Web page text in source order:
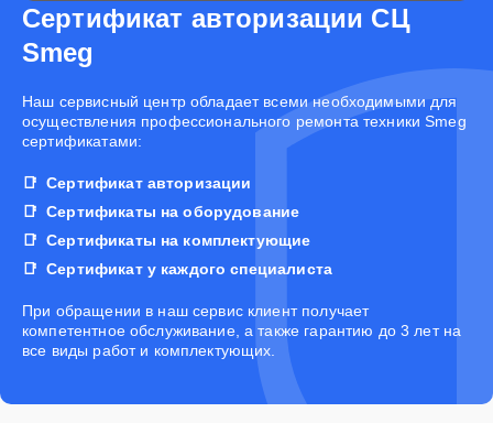
Сертификат авторизации СЦ
Smeg
Наш сервисный центр обладает всеми необходимыми для
осуществления профессионального ремонта техники Smeg
сертификатами:
Сертификат авторизации
Сертификаты на оборудование
Сертификаты на комплектующие
Сертификат у каждого специалиста
При обращении в наш сервис клиент получает
компетентное обслуживание, а также гарантию до 3 лет на
все виды работ и комплектующих.